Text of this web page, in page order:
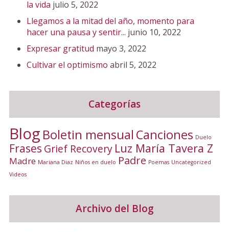
la vida julio 5, 2022
Llegamos a la mitad del año, momento para
hacer una pausa y sentir... junio 10, 2022
Expresar gratitud mayo 3, 2022
Cultivar el optimismo abril 5, 2022
Categorías
Blog Boletin mensual Canciones Duelo
Frases Grief Recovery Luz María Tavera Z
Madre Mariana Diaz Niños en duelo Padre Poemas Uncategorized
Videos
Archivo del Blog